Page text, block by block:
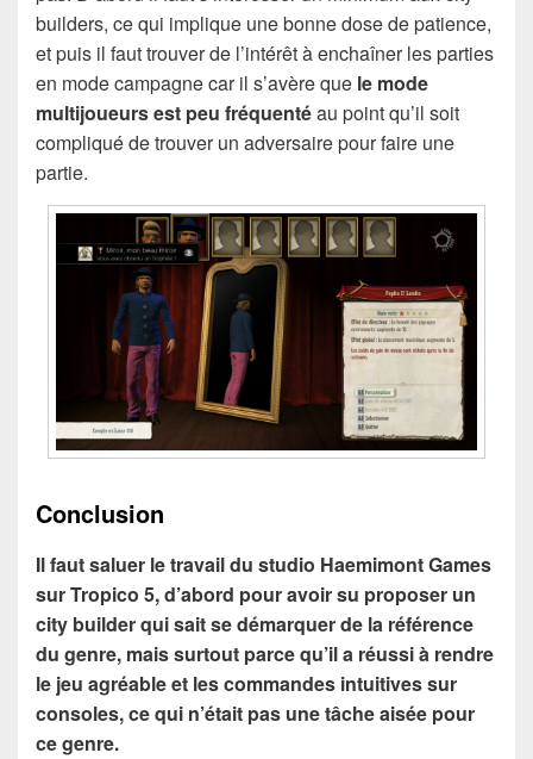
builders, ce qui implique une bonne dose de patience,
et puis il faut trouver de l’intérêt à enchaîner les parties
en mode campagne car il s’avère que le mode
multijoueurs est peu fréquentéau point qu’il soit
compliqué de trouver un adversaire pour faire une
partie.
Conclusion
Il faut saluer le travail du studio Haemimont Games
sur Tropico 5, d’abord pour avoir su proposer un
city builder qui sait se démarquer de la référence
du genre, mais surtout parce qu’il a réussi à rendre
le jeu agréable et les commandes intuitives sur
consoles, ce qui n’était pas une tâche aisée pour
ce genre.